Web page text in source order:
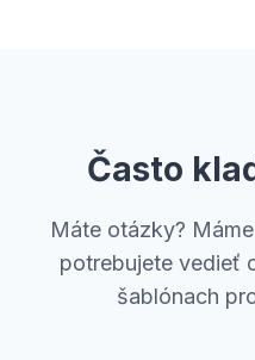
Často
Máte otázky?
potrebujete vedieť
šablónach